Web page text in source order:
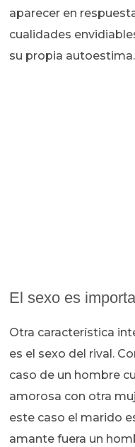
aparecer en
cualidades
su propia autoestima.
El sexo es
Otra característica
es el sexo del rival.
caso de un hombre
amorosa con otra
este caso el marido
amante fuera un